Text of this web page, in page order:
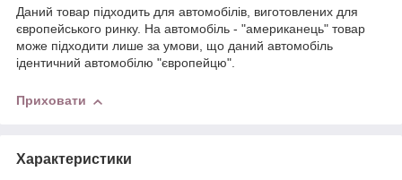
Даний товар підходить для автомобілів, виготовлених для
європейського ринку. На автомобіль - "американець" товар
може підходити лише за умови, що даний автомобіль
ідентичний автомобілю "європейцю".
Приховати
Характеристики